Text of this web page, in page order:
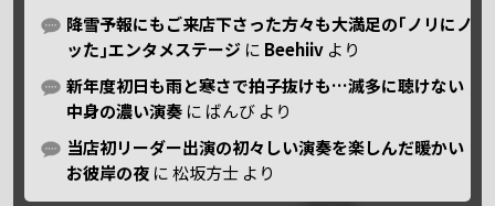
降雪予報にもご来店下さった方々も大満足の｢ノリにノ
ッた｣エンタメステージ に Beehiiv より
新年度初日も雨と寒さで拍子抜けも…滅多に聴けない
中身の濃い演奏 に ばんび より
当店初リーダー出演の初々しい演奏を楽しんだ暖かい
お彼岸の夜 に松坂方士 より